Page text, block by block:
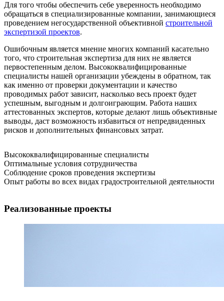
Для того чтобы обеспечить себе уверенность необходимо
обращаться в специализированные компании, занимающиеся
проведением негосударственной объективной строительной
экспертизой проектов.
Ошибочным является мнение многих компаний касательно
того, что строительная экспертиза для них не является
первостепенным делом. Высококвалифицированные
специалисты нашей организации убеждены в обратном, так
как именно от проверки документации и качество
проводимых работ зависит, насколько весь проект будет
успешным, выгодным и долгоиграющим. Работа наших
аттестованных экспертов, которые делают лишь объективные
выводы, даст возможность избавиться от непредвиденных
рисков и дополнительных финансовых затрат.
Высококвалифицированные специалисты
Оптимальные условия сотрудничества
Соблюдение сроков проведения экспертизы
Опыт работы во всех видах градостроительной деятельности
Реализованные проекты